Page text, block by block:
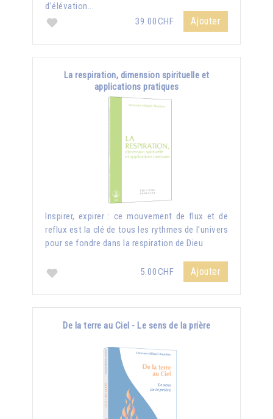
d’élévation...
39.00CHF
Ajouter
La respiration, dimension spirituelle et
applications pratiques
Inspirer, expirer : ce mouvement de flux et de
reflux est la clé de tous les rythmes de l'univers
pour se fondre dans la respiration de Dieu
5.00CHF Ajouter
De la terre au Ciel - Le sens de la prière